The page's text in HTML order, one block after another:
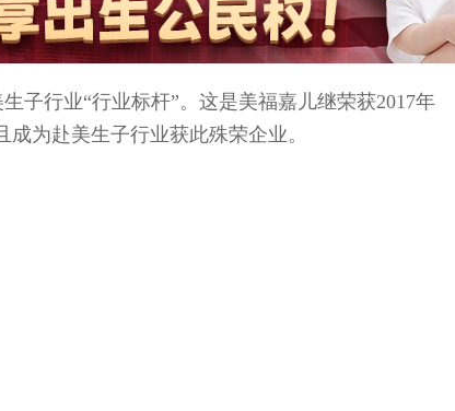
子行业“行业标杆”。这是美福嘉儿继荣获2017年
为赴美生子行业获此殊荣企业。